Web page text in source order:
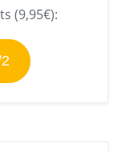
(9,95€):